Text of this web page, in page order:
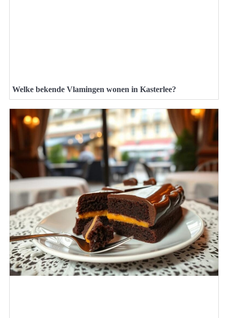
Welke bekende Vlamingen wonen in Kasterlee?